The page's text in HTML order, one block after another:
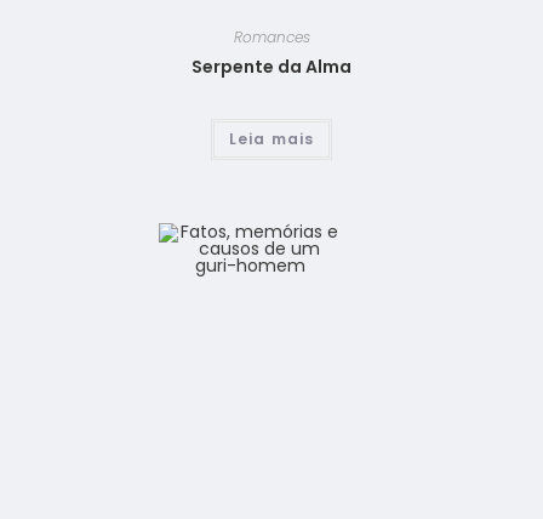
Romances
Serpente da Alma
Leia mais